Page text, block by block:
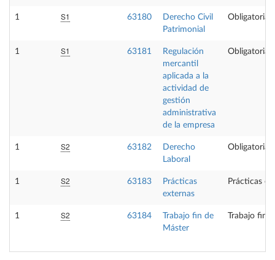
1 S1 63180
Derecho Civil
Patrimonial
Obligatoria
1 S1 63181
Regulación
mercantil
aplicada a la
actividad de
gestión
administrativa
de la empresa
Obligatoria
1 S2 63182
Derecho
Laboral
Obligatoria
1 S2 63183
Prácticas
externas
Prácticas
1 S2 63184
Trabajo fin de
Máster
Trabajo fin